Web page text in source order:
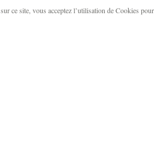
ce site, vous acceptez l’utilisation de Cookies